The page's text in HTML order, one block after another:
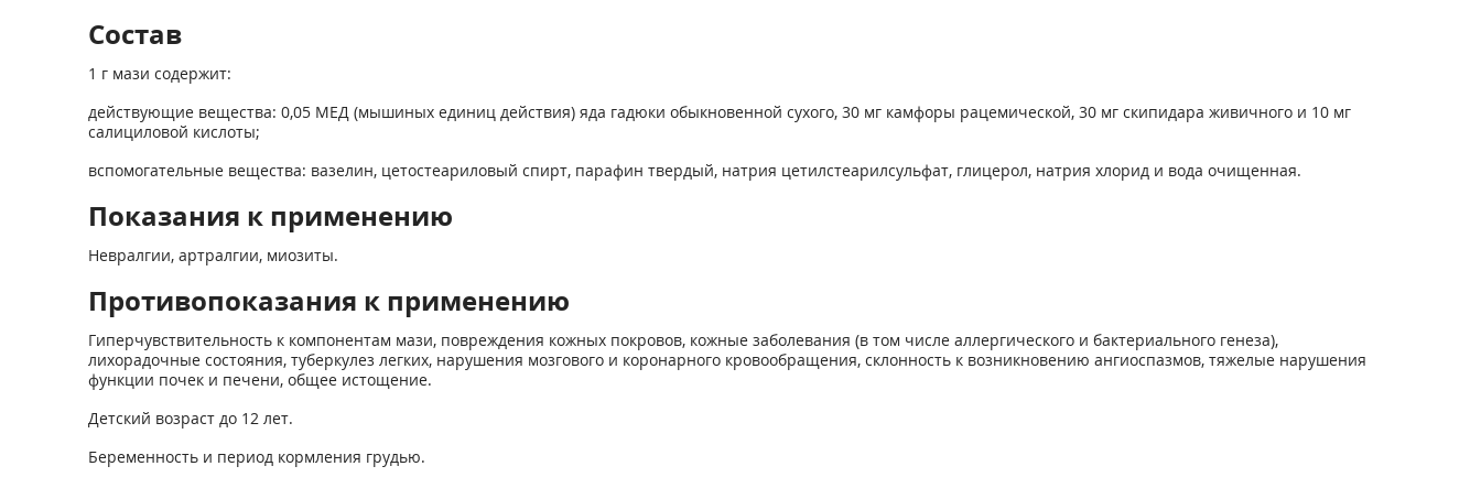
Состав
1 г мази содержит:
действующие вещества: 0,05 МЕД (мышиных единиц действия) яда гадюки обыкновенной сухого, 30 мг камфоры рацемической, 30 мг скипидара живичного и 10 мг
салициловой кислоты;
вспомогательные вещества: вазелин, цетостеариловый спирт, парафин твердый, натрия цетилстеарилсульфат, глицерол, натрия хлорид и вода очищенная.
Показания к применению
Невралгии, артралгии, миозиты.
Противопоказания к применению
Гиперчувствительность к компонентам мази, повреждения кожных покровов, кожные заболевания (в том числе аллергического и бактериального генеза),
лихорадочные состояния, туберкулез легких, нарушения мозгового и коронарного кровообращения, склонность к возникновению ангиоспазмов, тяжелые нарушения
функции почек и печени, общее истощение.
Детский возраст до 12 лет.
Беременность и период кормления грудью.